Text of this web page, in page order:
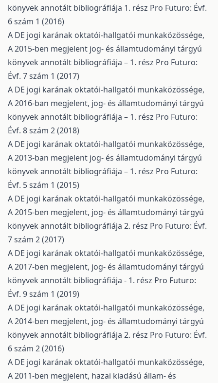
könyvek annotált bibliográfiája 1. rész Pro Futuro: Évf.
6 szám 1 (2016)
A DE jogi karának oktatói-hallgatói munkaközössége,
A 2015-ben megjelent jog- és államtudományi tárgyú
könyvek annotált bibliográfiája – 1. rész Pro Futuro:
Évf. 7 szám 1 (2017)
A DE jogi karának oktatói-hallgatói munkaközössége,
A 2016-ban megjelent, jog- és államtudományi tárgyú
könyvek annotált bibliográfiája – 1. rész Pro Futuro:
Évf. 8 szám 2 (2018)
A DE jogi karának oktatói-hallgatói munkaközössége,
A 2013-ban megjelent jog- és államtudományi tárgyú
könyvek annotált bibliográfiája – 1. rész Pro Futuro:
Évf. 5 szám 1 (2015)
A DE jogi karának oktatói-hallgatói munkaközössége,
A 2015-ben megjelent, jog- és államtudományi tárgyú
könyvek annotált bibliográfiája 2. rész Pro Futuro: Évf.
7 szám 2 (2017)
A DE jogi karának oktatói-hallgatói munkaközössége,
A 2017-ben megjelent, jog- és államtudományi tárgyú
könyvek annotált bibliográfiája - 1. rész Pro Futuro:
Évf. 9 szám 1 (2019)
A DE jogi karának oktatói-hallgatói munkaközössége,
A 2014-ben megjelent, jog- és államtudományi tárgyú
könyvek annotált bibliográfiája 2. rész Pro Futuro: Évf.
6 szám 2 (2016)
A DE jogi karának oktatói-hallgatói munkaközössége,
A 2011-ben megjelent, hazai kiadású állam- és